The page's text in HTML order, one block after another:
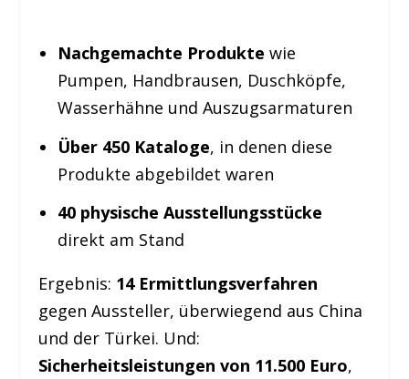
Nachgemachte Produkte wie
Pumpen, Handbrausen, Duschköpfe,
Wasserhähne und Auszugsarmaturen
Über 450 Kataloge, in denen diese
Produkte abgebildet waren
40 physische Ausstellungsstücke
direkt am Stand
Ergebnis: 14 Ermittlungsverfahren
gegen Aussteller, überwiegend aus China
und der Türkei. Und:
Sicherheitsleistungen von 11.500 Euro,